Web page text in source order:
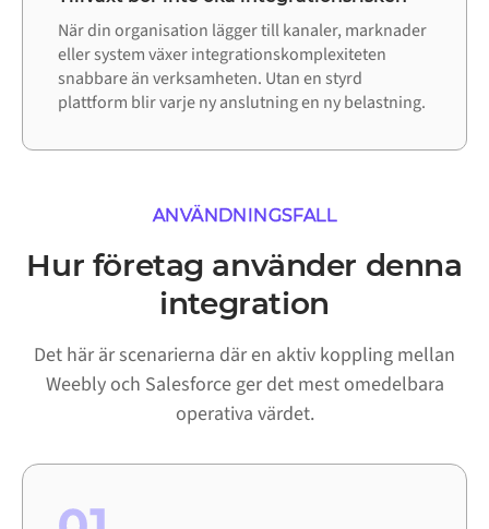
När din organisation lägger till kanaler, marknader
eller system växer integrationskomplexiteten
snabbare än verksamheten. Utan en styrd
plattform blir varje ny anslutning en ny belastning.
ANVÄNDNINGSFALL
Hur företag använder denna
integration
Det här är scenarierna där en aktiv koppling mellan
Weebly och Salesforce ger det mest omedelbara
operativa värdet.